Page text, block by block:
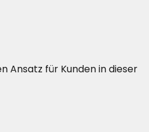
Ansatz für Kunden in dieser